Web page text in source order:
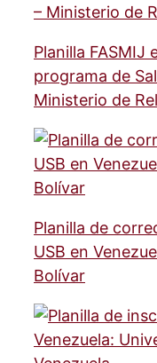
Planilla FASMIJ
programa de
Ministerio de
Planilla de
USB en
Bolívar